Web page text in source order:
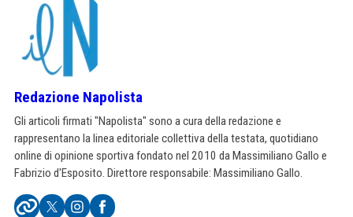
Redazione Napolista
Gli articoli firmati "Napolista" sono a cura della redazione e
rappresentano la linea editoriale collettiva della testata, quotidiano
online di opinione sportiva fondato nel 2010 da Massimiliano Gallo e
Fabrizio d'Esposito. Direttore responsabile: Massimiliano Gallo.